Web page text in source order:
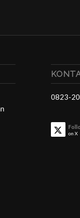
0823-
on X